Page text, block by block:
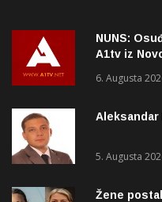
NUNS:
A1tv iz
6. Augusta
Aleksandar
5. Augusta
Žene